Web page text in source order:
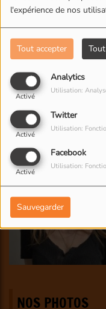
l'expérience de nos
Tout accepter
Analytics
Activé
Utilisation:
Twitter
Activé
Utilisation:
Facebook
Activé
Utilisation:
Sauvegarder
NOS PHOTOS